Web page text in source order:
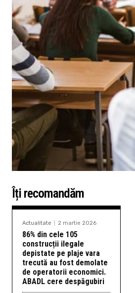
Îți recomandăm
Actualitate 2 martie 2026
86% din cele 105
construcții ilegale
depistate pe plaje vara
trecută au fost demolate
de operatorii economici.
ABADL cere despăgubiri